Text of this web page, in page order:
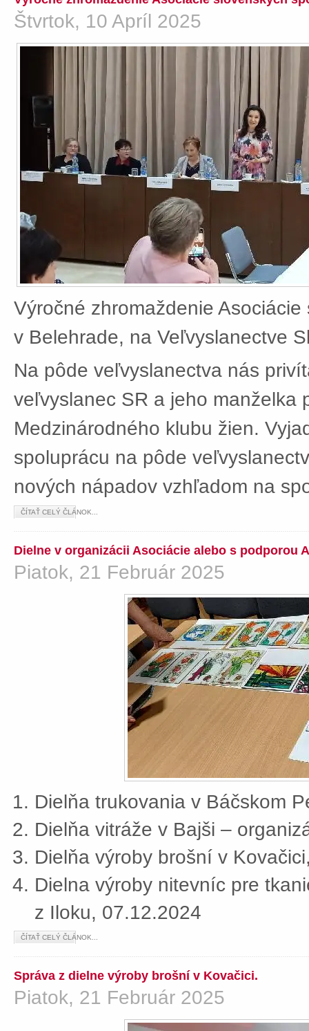
Štvrtok, 10 Apríl 2025
Výročné zhromaždenie
v Belehrade, na Veľvyslanectve
Na pôde veľvyslanectva nás
veľvyslanec SR a jeho manželka
Medzinárodného klubu žien.
spoluprácu na pôde
nových nápadov vzhľadom na
ČÍTAŤ CELÝ ČLÁNOK...
Dielne v organizácii Asociácie alebo s podporou
Piatok, 21 Február 2025
Dielňa trukovania v Báčskom
Dielňa vitráže v Bajši –
Dielňa výroby brošní v
Dielna výroby nitevníc pre
z Iloku, 07.12.2024
ČÍTAŤ CELÝ ČLÁNOK...
Správa z dielne výroby brošní v Kovačici.
Piatok, 21 Február 2025